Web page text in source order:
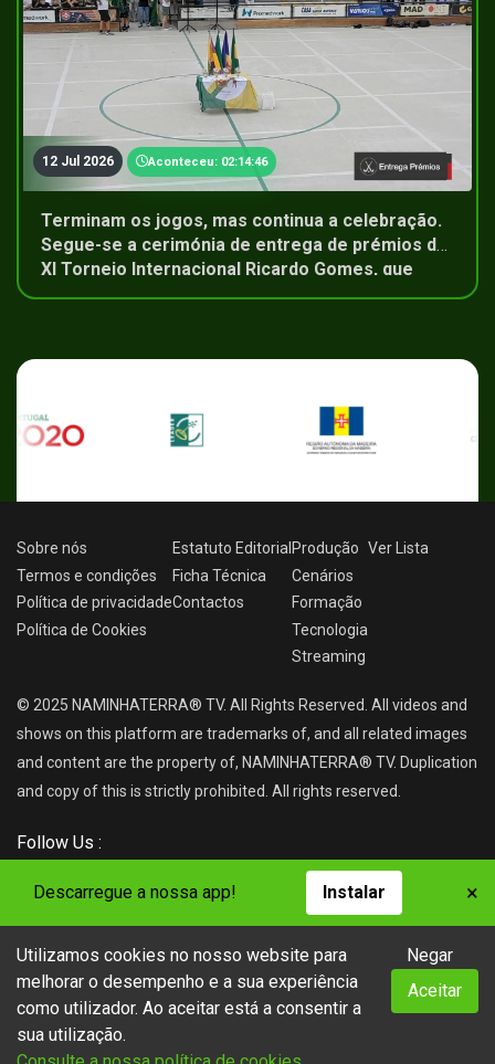
12 Jul 2026 Aconteceu: 02:14:46
Terminam os jogos, mas continua a celebração.
Segue-se a cerimónia de entrega de prémios do
XI Torneio Internacional Ricardo Gomes, que
reuniu jovens atletas durante cinco dias de
Utilizamos cookies no nosso website para
melhorar o desempenho e a sua experiência
como utilizador. Ao aceitar está a consentir a
sua utilização.
Negar
Aceitar
Sobre nós
Termos e condições
Política de privacidade
Política de Cookies
Estatuto Editorial
Ficha Técnica
Contactos
Produção
Cenários
Formação
Tecnologia
Streaming
Ver Lista
© 2025 NAMINHATERRA® TV. All Rights Reserved. All videos and
shows on this platform are trademarks of, and all related images
and content are the property of, NAMINHATERRA® TV. Duplication
and copy of this is strictly prohibited. All rights reserved.
Follow Us :
NAMINHATERRA® TV
Descarregue a nossa app! Instalar ×